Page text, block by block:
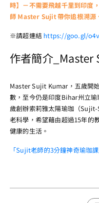
時】－不需要飛越千里到印度
師 Master Sujit 帶你追根溯源
※請超連結 https://goo.gl/
作者簡介
Master Sujit Kumar，五歲開
數，至今仍是印度Bihar州立
歲創辦索莉雅太陽瑜珈（
老科學，希望藉由超過15年的
健康的生活。
「Sujit老師的3分鐘神奇瑜珈